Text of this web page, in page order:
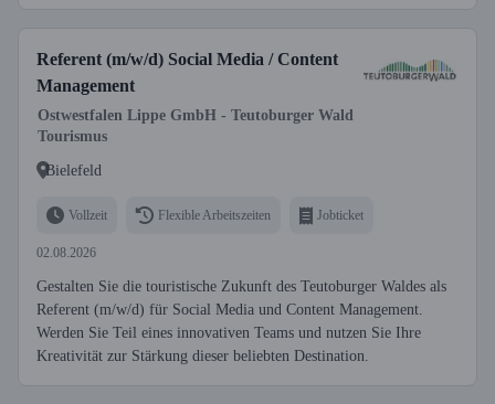
Referent (m/w/d) Social Media / Content
Management
Ostwestfalen Lippe GmbH - Teutoburger Wald
Tourismus
Bielefeld
Vollzeit Flexible Arbeitszeiten Jobticket
02.08.2026
Gestalten Sie die touristische Zukunft des Teutoburger Waldes als
Referent (m/w/d) für Social Media und Content Management.
Werden Sie Teil eines innovativen Teams und nutzen Sie Ihre
Kreativität zur Stärkung dieser beliebten Destination.